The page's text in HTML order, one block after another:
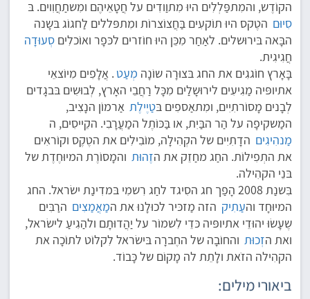
הקוֹדֶש, והמִתפַּלְלִים היוּ מִתוַודִים על חֲטָאֵיהֶם ומִשתַחֲוִוים. בּ
סִיוּם הטֶקס היוּ תוֹקעִים בַּחֲצוֹצרוֹת ומִתפּללים לַחגוֹג בּשָנה
הבָּאה בּירוּשלים. לאַחַר מִכֵּן היוּ חוֹזרים לכּפָר ואוֹכלִים סְעוּדָה
חֲגִיגִית.
בָּאָרץ חוֹגגִים את החג בּצוּרָה שוֹנָה מְעַט . אֲלָפִים מִיוֹצאֵי
אתיופּיה מַגִיעִים לירוּשָלַים מִכָּל רַחֲבֵי האָרץ, לְבוּשִים בּבגָדים
לְבָנים מָסוֹרתִיִים, ומִתאַספִים בּטַיֶילֶת אַרמוֹן הנָצִיב,
המַשקִיפָה על הַר הבַּיִת, או בַּכּוֹתֶל המַעֲרָבִי. הקֵייסִים, ה
מַנהִיגִים הדָתִיִים של הקְהִילָה, מוֹבִילִים את הטֶקֶס וקוֹראִים
את התְפִילוֹת. החַג מחַזֵק את הזֶהוּת והמָסוֹרֶת המיוּחֶדֶת של
בּנֵי הקהִילה.
בִּשנַת 2008 הָפַך חג הסִיגד לחַג רִשמִי בּמדִינַת ישׂראל. החג
המיוּחָד והעַתִיק הזה מַזכּיר לכוּלָנוּ את המַאֲמַצִים הרַבִּים
שֶעָשׂוּ יהוּדֵי אתיופּיה כּדֵי לִשמוֹר על יַהֲדוּתָם ולהַגִיעַ לישׂראל,
ואת הזְכוּת והחוֹבָה של החֶברָה בּישׂראל לִקלוֹט לתוֹכָה את
הקהִילה הזֹאת ולָתֵת לה מָקוֹם של כָּבוֹד.
ביאורי מילים: